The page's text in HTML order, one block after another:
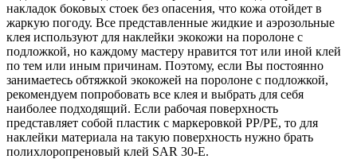
накладок боковых стоек без опасения, что кожа отойдет в
жаркую погоду. Все представленные жидкие и аэрозольные
клея используют для наклейки экокожи на поролоне с
подложкой, но каждому мастеру нравится тот или иной клей
по тем или иным причинам. Поэтому, если Вы постоянно
занимаетесь обтяжкой экокожей на поролоне с подложкой,
рекомендуем попробовать все клея и выбрать для себя
наиболее подходящий. Если рабочая поверхность
представляет собой пластик с маркеровкой PP/PE, то для
наклейки материала на такую поверхность нужно брать
полихлоропреновый клей SAR 30-E.